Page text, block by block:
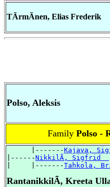
TÃrmÃnen, Elias Frederik
Polso, Aleksis
Family Polso -
      |-------
Kajava,
|------NikkilÃ, Sigfrid
|     |-------Tahkola,
RantanikkilÃ, Kreeta